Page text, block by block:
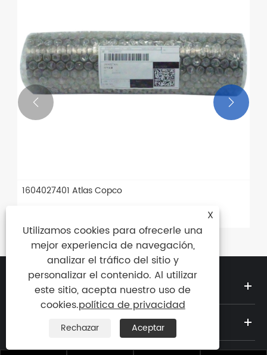
1604027401 Atlas Copco
 
SOBRE NOSOTROS
PRODUCTOS
X
Utilizamos cookies para ofrecerle una
mejor experiencia de navegación,
analizar el tráfico del sitio y
personalizar el contenido. Al utilizar
este sitio, acepta nuestro uso de
cookies.política de privacidad
Rechazar Aceptar